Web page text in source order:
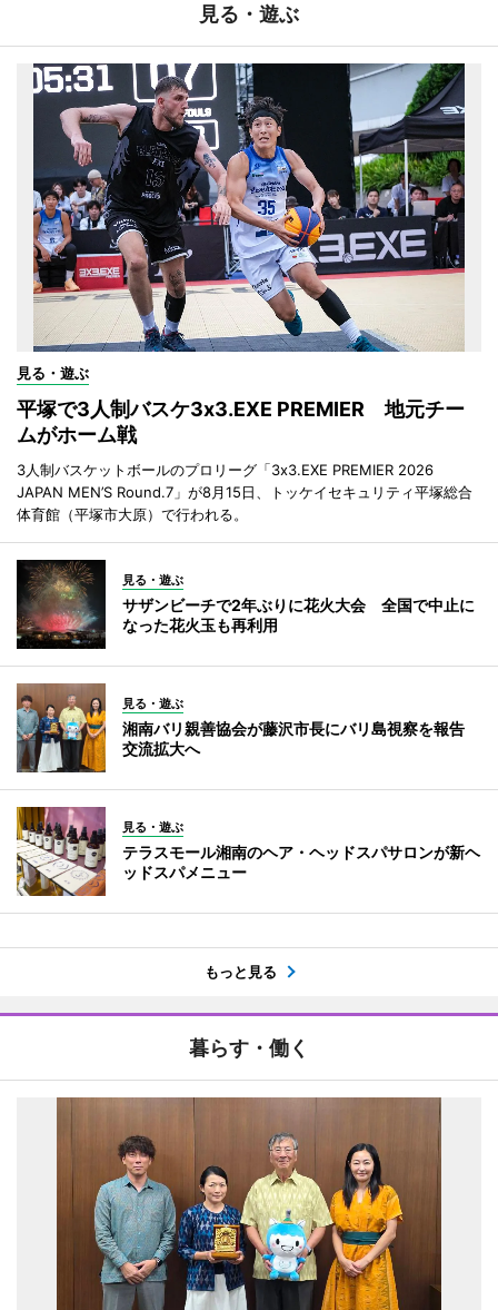
見る・遊ぶ
見る・遊ぶ
平塚で3人制バスケ3x3.EXE PREMIER 地元チー
ムがホーム戦
3人制バスケットボールのプロリーグ「3x3.EXE PREMIER 2026
JAPAN MEN’S Round.7」が8月15日、トッケイセキュリティ平塚総合
体育館（平塚市大原）で行われる。
見る・遊ぶ
サザンビーチで2年ぶりに花火大会 全国で中止に
なった花火玉も再利用
見る・遊ぶ
湘南バリ親善協会が藤沢市長にバリ島視察を報告
交流拡大へ
見る・遊ぶ
テラスモール湘南のヘア・ヘッドスパサロンが新ヘ
ッドスパメニュー
もっと見る
暮らす・働く